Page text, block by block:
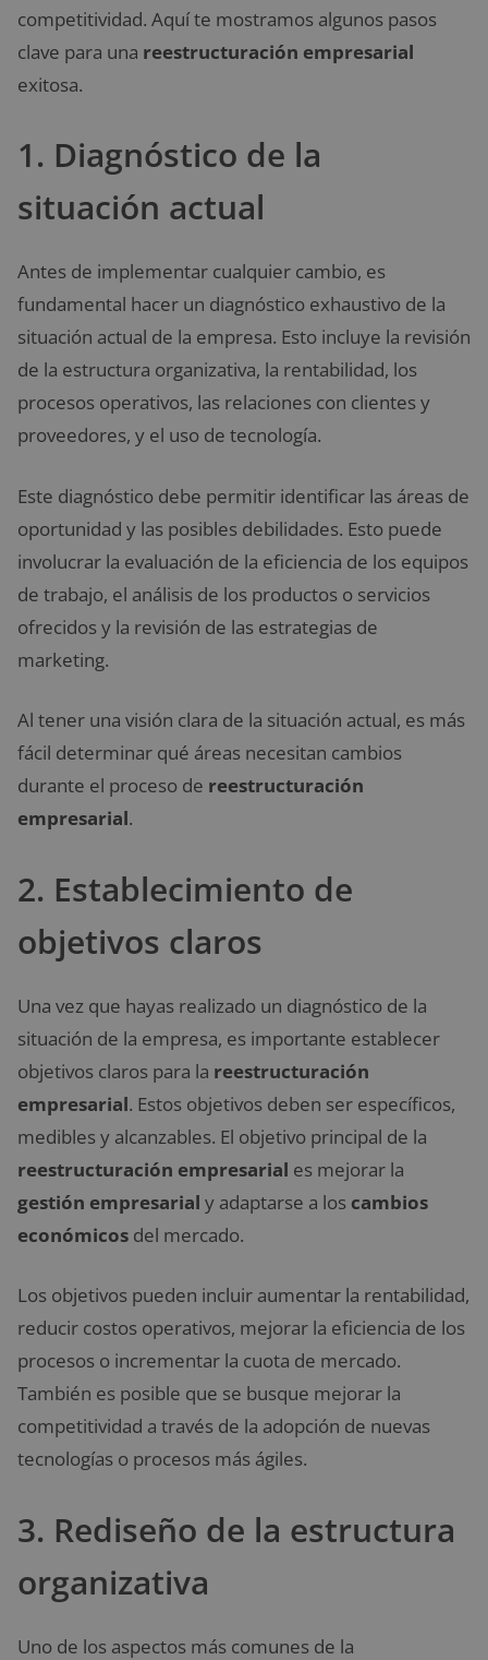
competitividad. Aquí te mostramos algunos pasos
clave para una reestructuración empresarial
exitosa.
1. Diagnóstico de la
situación actual
Antes de implementar cualquier cambio, es
fundamental hacer un diagnóstico exhaustivo de la
situación actual de la empresa. Esto incluye la revisión
de la estructura organizativa, la rentabilidad, los
procesos operativos, las relaciones con clientes y
proveedores, y el uso de tecnología.
Este diagnóstico debe permitir identificar las áreas de
oportunidad y las posibles debilidades. Esto puede
involucrar la evaluación de la eficiencia de los equipos
de trabajo, el análisis de los productos o servicios
ofrecidos y la revisión de las estrategias de
marketing.
Al tener una visión clara de la situación actual, es más
fácil determinar qué áreas necesitan cambios
durante el proceso de reestructuración
empresarial.
2. Establecimiento de
objetivos claros
Una vez que hayas realizado un diagnóstico de la
situación de la empresa, es importante establecer
objetivos claros para la reestructuración
empresarial. Estos objetivos deben ser específicos,
medibles y alcanzables. El objetivo principal de la
reestructuración empresarial es mejorar la
gestión empresarial y adaptarse a los cambios
económicos del mercado.
Los objetivos pueden incluir aumentar la rentabilidad,
reducir costos operativos, mejorar la eficiencia de los
procesos o incrementar la cuota de mercado.
También es posible que se busque mejorar la
competitividad a través de la adopción de nuevas
tecnologías o procesos más ágiles.
3. Rediseño de la estructura
organizativa
Uno de los aspectos más comunes de la